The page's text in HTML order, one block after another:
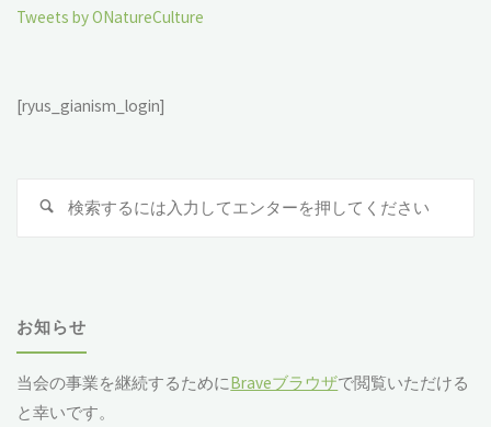
Tweets by ONatureCulture
[ryus_gianism_login]
お知らせ
当会の事業を継続するためにBraveブラウザで閲覧いただける
と幸いです。